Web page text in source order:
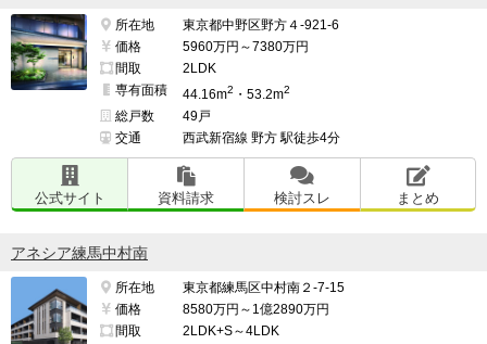
所在地
東京都中野区野方４-921-6
価格
5960万円～7380万円
間取
2LDK
専有面積
44.16m2 ・53.2m2
総戸数
49戸
交通
西武新宿線 野方 駅徒歩4分
公式サイト 資料請求 検討スレ まとめ
アネシア練馬中村南
所在地
東京都練馬区中村南２-7-15
価格
8580万円～1億2890万円
間取
2LDK+S～4LDK